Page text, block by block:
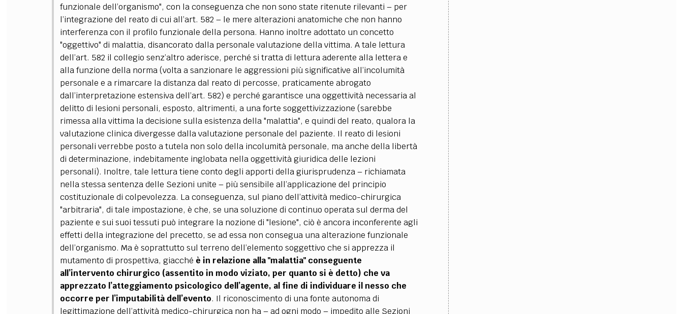
funzionale dell’organismo", con la conseguenza che non sono state ritenute rilevanti –per
l’integrazione del reato di cui all’art. 582 –le mere alterazioni anatomiche che non hanno
interferenza con il profilo funzionale della persona. Hanno inoltre adottato un concetto
"oggettivo" di malattia, disancorato dalla personale valutazione della vittima. A tale lettura
dell’art. 582 il collegio senz’altro aderisce, perché si tratta di lettura aderente alla lettera e
alla funzione della norma (volta a sanzionare le aggressioni più significative all’incolumità
personale e a rimarcare la distanza dal reato di percosse, praticamente abrogato
dall’interpretazione estensiva dell’art. 582) e perché garantisce una oggettività necessaria al
delitto di lesioni personali, esposto, altrimenti, a una forte soggettivizzazione (sarebbe
rimessa alla vittima la decisione sulla esistenza della "malattia", e quindi del reato, qualora la
valutazione clinica divergesse dalla valutazione personale del paziente. Il reato di lesioni
personali verrebbe posto a tutela non solo della incolumità personale, ma anche della libertà
di determinazione, indebitamente inglobata nella oggettività giuridica delle lezioni
personali). Inoltre, tale lettura tiene conto degli apporti della giurisprudenza–richiamata
nella stessa sentenza delle Sezioni unite –più sensibile all’applicazione del principio
costituzionale di colpevolezza. La conseguenza, sul piano dell’attività medico-chirurgica
"arbitraria", di tale impostazione, è che, se una soluzione di continuo operata sul derma del
paziente e sui suoi tessuti può integrare la nozione di "lesione", ciò è ancora inconferente agli
effetti della integrazione del precetto, se ad essa non consegua una alterazione funzionale
dell’organismo. Ma è soprattutto sul terreno dell’elemento soggettivo che si apprezza il
mutamento di prospettiva, giacché è in relazione alla "malattia" conseguente
all’intervento chirurgico (assentito in modo viziato, per quanto si è detto) che va
apprezzato l’atteggiamento psicologico dell’agente, al fine di individuare il nesso che
occorre per l’imputabilità dell’evento. Il riconoscimento di una fonte autonoma di
legittimazione dell’attività medico-chirurgica non ha–ad ogni modo –impedito alle Sezioni